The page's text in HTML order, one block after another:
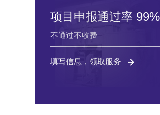
项目申报通过率 99%
不通过不收费
填写信息，领取服务